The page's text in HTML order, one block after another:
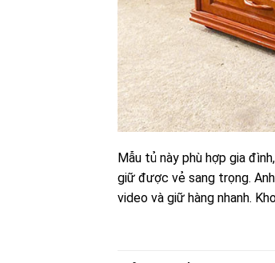
Mẫu tủ này phù hợp gia
giữ được vẻ sang trọng.
video và giữ hàng nhanh.